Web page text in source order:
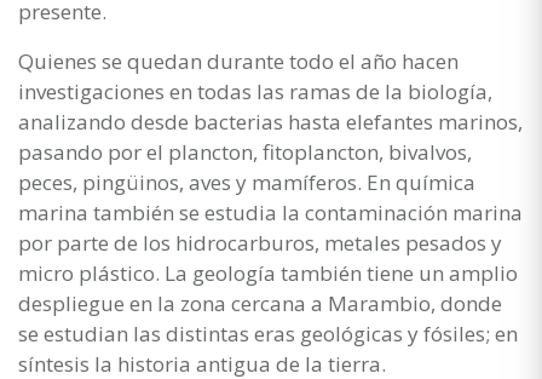
presente.
Quienes se quedan durante todo el año hacen
investigaciones en todas las ramas de la biología,
analizando desde bacterias hasta elefantes marinos,
pasando por el plancton, fitoplancton, bivalvos,
peces, pingüinos, aves y mamíferos. En química
marina también se estudia la contaminación marina
por parte de los hidrocarburos, metales pesados y
micro plástico. La geología también tiene un amplio
despliegue en la zona cercana a Marambio, donde
se estudian las distintas eras geológicas y fósiles; en
síntesis la historia antigua de la tierra.